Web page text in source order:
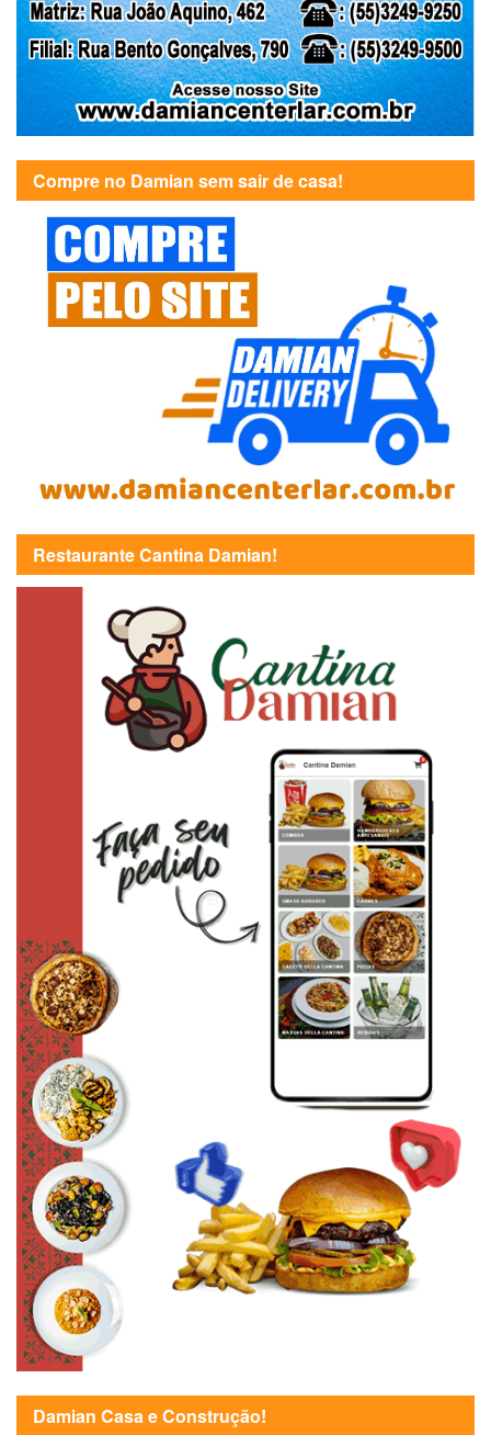
Compre no Damian sem sair de casa!
Restaurante Cantina Damian!
Damian Casa e Construção!